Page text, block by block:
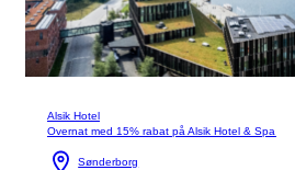
Alsik Hotel
Overnat med 15% rabat på Alsik Hotel & Spa
Sønderborg